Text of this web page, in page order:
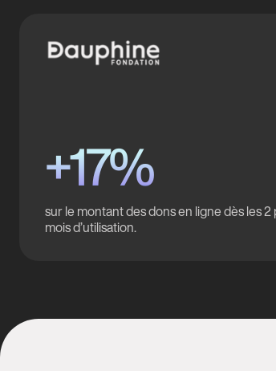
+17%
sur le montant des dons en ligne dès les
mois d’utilisation.